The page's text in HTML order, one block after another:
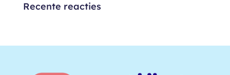
Recente reacties